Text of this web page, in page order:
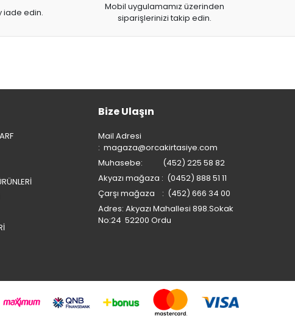
iade edin.
Mobil uygulamamız üzerinden
siparişlerinizi takip edin.
Bize Ulaşın
Mail Adresi
: magaza@orcakirtasiye.com
Muhasebe: (452) 225 58 82
Akyazı mağaza : (0452) 888 51 11
Çarşı mağaza : (452) 666 34 00
Adres: Akyazı Mahallesi 898.Sokak
No:24 52200 Ordu